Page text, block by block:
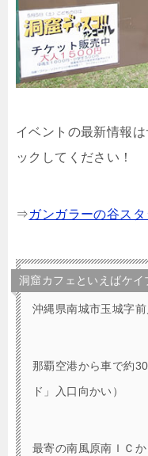
イベントの最新情報
ックしてください！
⇒ガンガラーの谷ス
洞窟カフェといえばケイ
沖縄県南城市玉城字
那覇空港から車で約
ド」入口向かい）
最寄の南風原南ＩＣ